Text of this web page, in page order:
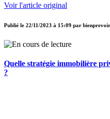
Voir l'article original
Publié le 22/11/2023 à 15:09 par
Quelle stratégie immobilière
?